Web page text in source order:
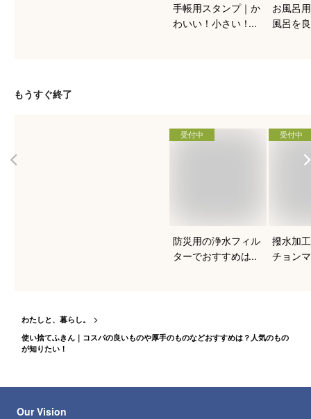
手帳用スタンプ｜か
わいい！小さい！ス
お風呂
風呂を
もうすぐ終了
受付中
防災用の浄水フィル
ターでおすすめは？
受付中
撥水加
チョン
わたしと、暮らし。
使い捨てふきん｜コスパの良いものや厚手のものなどおすすめは？人気のもの
が知りたい！
Our Vision